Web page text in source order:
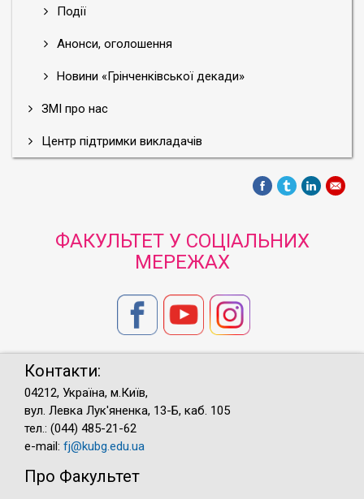
Події
Анонси, оголошення
Новини «Грінченківської декади»
ЗМІ про нас
Центр підтримки викладачів
ФАКУЛЬТЕТ У СОЦІАЛЬНИХ
МЕРЕЖАХ
Контакти:
04212, Україна, м.Київ,
вул. Левка Лук'яненка, 13-Б, каб. 105
тел.: (044) 485-21-62
e-mail: fj@kubg.edu.ua
Про Факультет